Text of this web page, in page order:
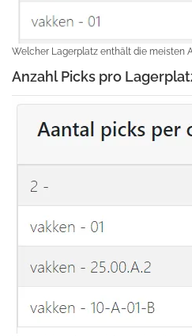
Welcher Lagerplatz enthält die meisten
Anzahl Picks pro